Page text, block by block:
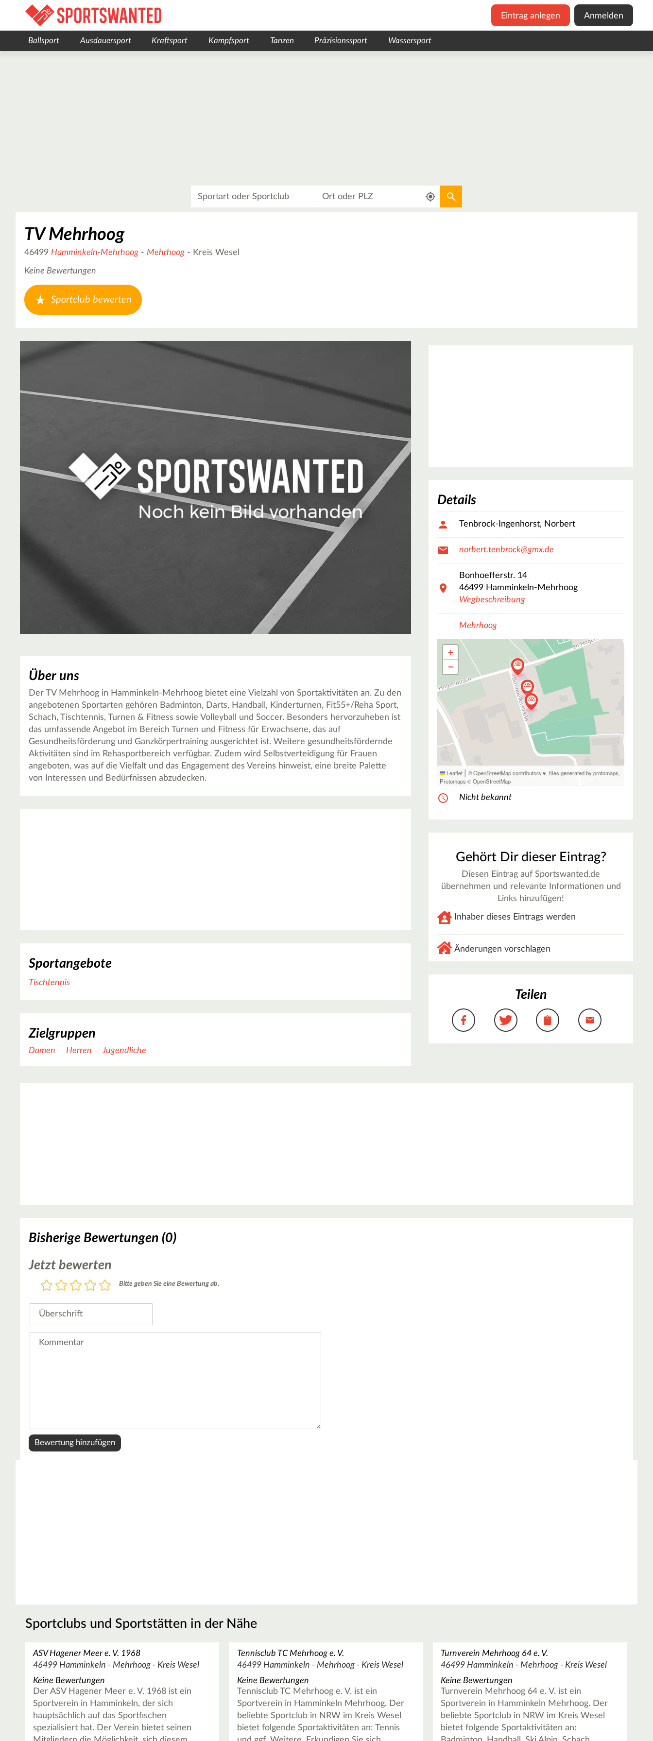
Eintrag anlegen Anmelden
Ballsport Ausdauersport Kraftsport Kampfsport Tanzen Präzisionssport Wassersport
Aktuellen Standort verwenden
TV Mehrhoog
46499 Hamminkeln-Mehrhoog - Mehrhoog - Kreis Wesel
Keine Bewertungen
Sportclub bewerten
Über uns
Der TV Mehrhoog in Hamminkeln-Mehrhoog bietet eine Vielzahl von Sportaktivitäten an. Zu den
angebotenen Sportarten gehören Badminton, Darts, Handball, Kinderturnen, Fit55+/Reha Sport,
Schach, Tischtennis, Turnen & Fitness sowie Volleyball und Soccer. Besonders hervorzuheben ist
das umfassende Angebot im Bereich Turnen und Fitness für Erwachsene, das auf
Gesundheitsförderung und Ganzkörpertraining ausgerichtet ist. Weitere gesundheitsfördernde
Aktivitäten sind im Rehasportbereich verfügbar. Zudem wird Selbstverteidigung für Frauen
angeboten, was auf die Vielfalt und das Engagement des Vereins hinweist, eine breite Palette
von Interessen und Bedürfnissen abzudecken.
Sportangebote
Tischtennis
Zielgruppen
Damen Herren Jugendliche
Details
Tenbrock-Ingenhorst, Norbert
norbert.tenbrock@gmx.de
Bonhoefferstr. 14
46499 Hamminkeln-Mehrhoog
Wegbeschreibung
Mehrhoog
+
−
Leaflet | © OpenStreetMap contributors ♥,tiles generated by protomaps,
Protomaps ©OpenStreetMap
Nicht bekannt
Gehört Dir dieser Eintrag?
Diesen Eintrag auf Sportswanted.de
übernehmen und relevante Informationen und
Links hinzufügen!
Inhaber dieses Eintrags werden
Änderungen vorschlagen
Teilen
Bisherige Bewertungen (0)
Jetzt bewerten
Bewertung
5
4
3
2
1
Bitte geben Sie eine Bewertung ab.
Überschrift
Sportclubs und Sportstätten in der Nähe
ASV Hagener Meer e. V. 1968
46499 Hamminkeln - Mehrhoog - Kreis Wesel
Keine Bewertungen
Der ASV Hagener Meer e. V. 1968 ist ein
Sportverein in Hamminkeln, der sich
hauptsächlich auf das Sportfischen
spezialisiert hat. Der Verein bietet seinen
Tennisclub TC Mehrhoog e. V.
46499 Hamminkeln - Mehrhoog - Kreis Wesel
Keine Bewertungen
Tennisclub TC Mehrhoog e. V. ist ein
Sportverein in Hamminkeln Mehrhoog. Der
beliebte Sportclub in NRW im Kreis Wesel
bietet folgende Sportaktivitäten an: Tennis
Turnverein Mehrhoog 64 e. V.
46499 Hamminkeln - Mehrhoog - Kreis Wesel
Keine Bewertungen
Turnverein Mehrhoog 64 e. V. ist ein
Sportverein in Hamminkeln Mehrhoog. Der
beliebte Sportclub in NRW im Kreis Wesel
bietet folgende Sportaktivitäten an: